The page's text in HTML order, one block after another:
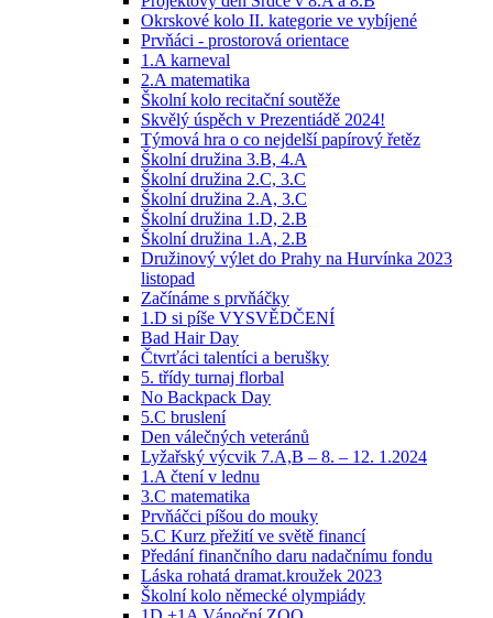
Okrskové kolo II. kategorie ve vybíjené
Prvňáci - prostorová orientace
1.A karneval
2.A matematika
Školní kolo recitační soutěže
Skvělý úspěch v Prezentiádě 2024!
Týmová hra o co nejdelší papírový řetěz
Školní družina 3.B, 4.A
Školní družina 2.C, 3.C
Školní družina 2.A, 3.C
Školní družina 1.D, 2.B
Školní družina 1.A, 2.B
Družinový výlet do Prahy na Hurvínka 2023
listopad
Začínáme s prvňáčky
1.D si píše VYSVĚDČENÍ
Bad Hair Day
Čtvrťáci talentíci a berušky
5. třídy turnaj florbal
No Backpack Day
5.C bruslení
Den válečných veteránů
Lyžařský výcvik 7.A,B – 8. – 12. 1.2024
1.A čtení v lednu
3.C matematika
Prvňáčci píšou do mouky
5.C Kurz přežití ve světě financí
Předání finančního daru nadačnímu fondu
Láska rohatá dramat.kroužek 2023
Školní kolo německé olympiády